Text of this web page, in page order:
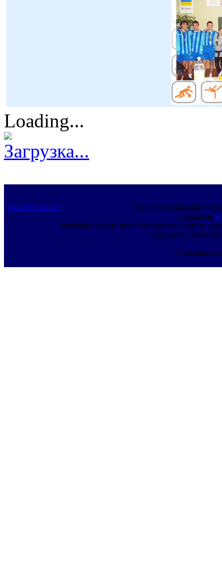
Loading...
Загрузка...
Наш RSS канал
При использовании
ссылка на
bashtanka.info не несет ответственности за
Copyright © 2011-
Страница